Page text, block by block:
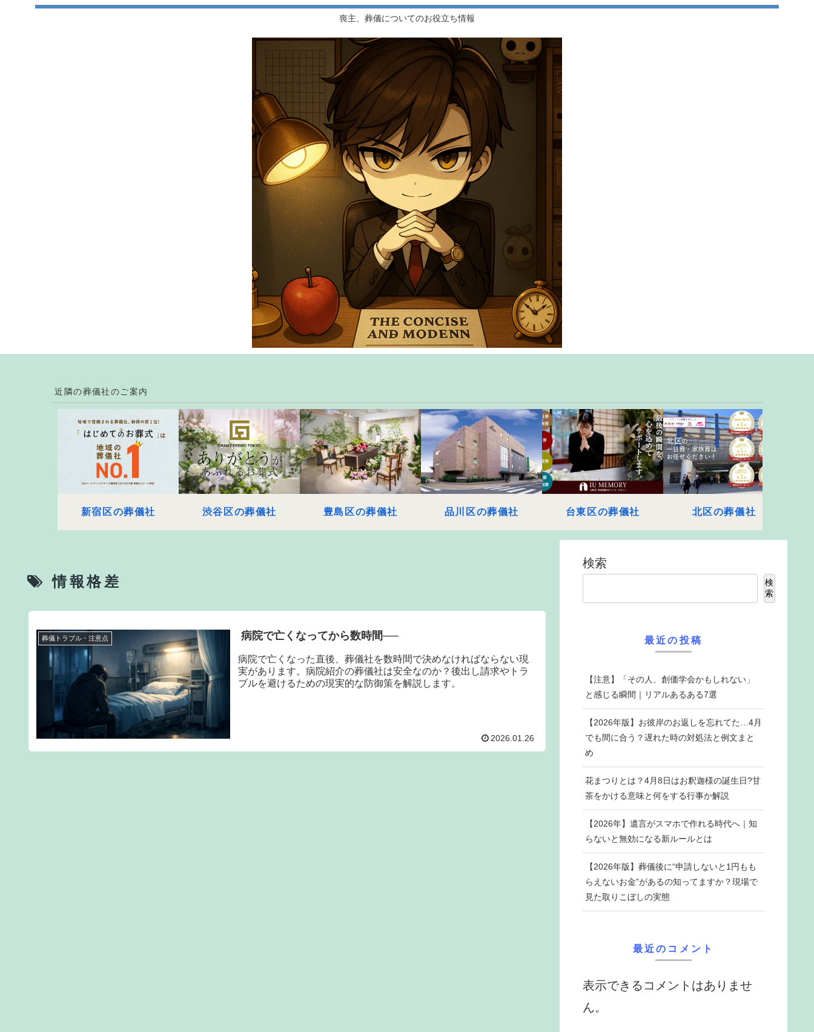
喪主、葬儀についてのお役立ち情報
近隣の葬儀社のご案内
新宿区の葬儀社 渋谷区の葬儀社 豊島区の葬儀社 品川区の葬儀社 台東区の葬儀社 北区の葬儀社
情報格差
葬儀トラブル・注意点 病院で亡くなってから数時間──
病院で亡くなった直後、葬儀社を数時間で決めなければならない現
実があります。病院紹介の葬儀社は安全なのか？後出し請求やトラ
ブルを避けるための現実的な防御策を解説します。
2026.01.26
検索
検
索
最近の投稿
【注意】「その人、創価学会かもしれない」
と感じる瞬間｜リアルあるある7選
【2026年版】お彼岸のお返しを忘れてた…4月
でも間に合う？遅れた時の対処法と例文まと
め
花まつりとは？4月8日はお釈迦様の誕生日?甘
茶をかける意味と何をする行事か解説
【2026年】遺言がスマホで作れる時代へ｜知
らないと無効になる新ルールとは
【2026年版】葬儀後に“申請しないと1円もも
らえないお金”があるの知ってますか？現場で
見た取りこぼしの実態
最近のコメント
表示できるコメントはありませ
ん。